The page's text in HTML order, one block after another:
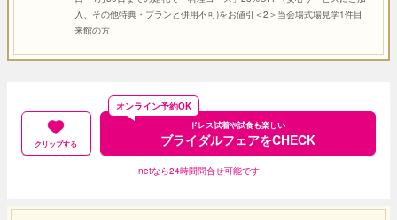
入、その他特典・プランと併用不可)をお値引＜2＞当会場式場見学1件目
来館の方
クリップする
ドレス試着や試食も楽しい
ブライダルフェアをCHECK
オンライン予約OK
netなら24時間問合せ可能です